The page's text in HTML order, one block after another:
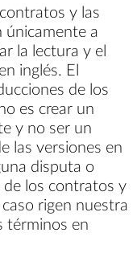
y las
únicamente a
la lectura y el
inglés. El
de los
es crear un
y no ser un
las versiones en
disputa o
de los contratos y
rigen nuestra
términos en